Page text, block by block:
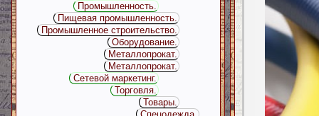
Промышленность.
Пищевая промышленность.
Промышленное строительство.
Оборудование.
Металлопрокат.
Металлопрокат.
Сетевой маркетинг.
Торговля.
Товары.